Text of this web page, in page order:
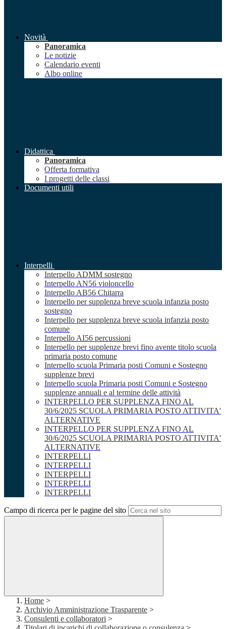
Novità
Panoramica
Le notizie
Calendario eventi
Albo online
Didattica
Panoramica
Offerta formativa
I progetti delle classi
Documenti utili
Interpelli
Interpello ADMM sostegno
Interpello AN56 violoncello
Interpello AB56 Chitarra
Interpello per supplenza breve scuola infanzia posto
sostegno
Interpello per supplenza breve scuola infanzia posto
comune
Interpello AI56 percussioni
Interpello per supplenze brevi fino avente titolo scuola
primaria posto comune
Interpello scuola Primaria posti Comuni e Sostegno
supplenze brevi
Interpello scuola Primaria posti Comuni e Sostegno
supplenze annuali e al termine delle attività
INTERPELLO PER SUPPLENZA FINO AL
30/6/2025 SCUOLA PRIMARIA POSTO ATTIVITA'
ALTERNATIVE
INTERPELLO PER SUPPLENZA FINO AL
30/6/2025 SCUOLA PRIMARIA POSTO ATTIVITA'
ALTERNATIVE
INTERPELLI
INTERPELLI
INTERPELLI
INTERPELLI
INTERPELLI
Campo di ricerca per le pagine del sito
Home >
Archivio Amministrazione Trasparente >
Consulenti e collaboratori >